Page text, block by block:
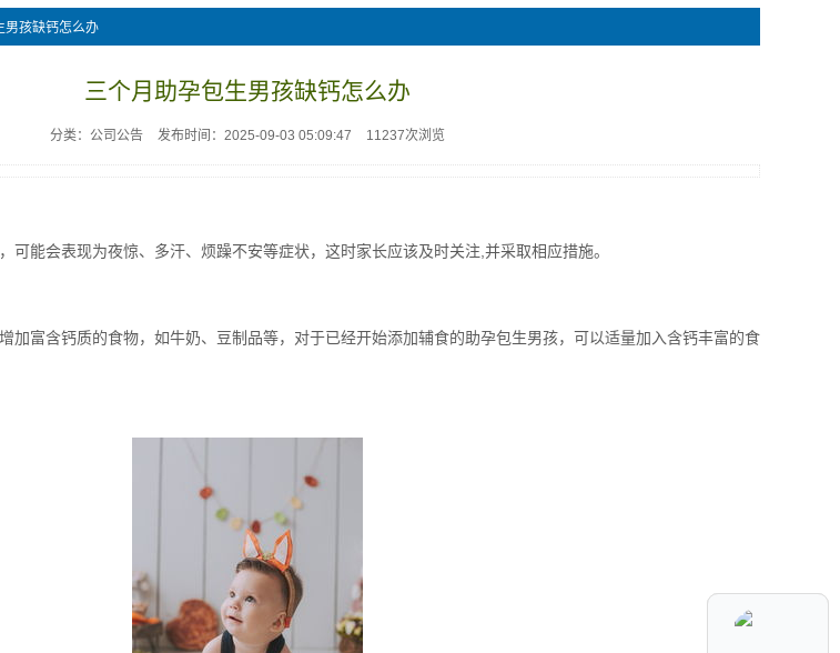
男孩缺钙怎么办
三个月助孕包生男孩缺钙怎么办
分类：公司公告 发布时间：2025-09-03 05:09:47 11237次浏览
可能会表现为夜惊、多汗、烦躁不安等症状，这时家长应该及时关注,并采取相应措施。
加富含钙质的食物，如牛奶、豆制品等，对于已经开始添加辅食的助孕包生男孩，可以适量加入含钙丰富的食